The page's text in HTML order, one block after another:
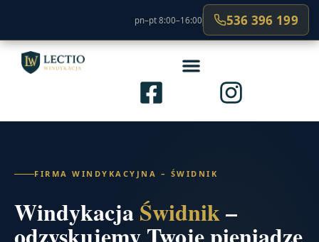
pn–pt 8:00–16:00 536 396 199
FIRMA WINDYKACYJNA – ŚWIDNIK
WindykacjaŚwidnik–